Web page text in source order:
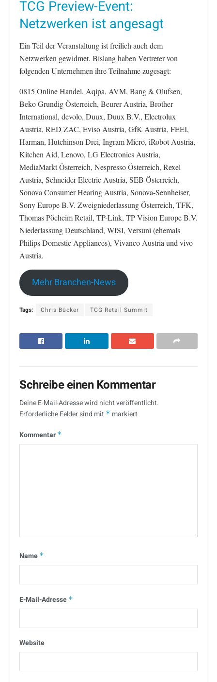
TCG Preview-Event:
Netzwerken ist angesagt
Ein Teil der Veranstaltung ist freilich auch dem
Netzwerken gewidmet. Bislang haben Vertreter von
folgenden Unternehmen ihre Teilnahme zugesagt:
0815 Online Handel, Aqipa, AVM, Bang & Olufsen,
Beko Grundig Österreich, Beurer Austria, Brother
International, devolo, Duux, Duux B.V., Electrolux
Austria, RED ZAC, Eviso Austria, GfK Austria, FEEI,
Harman, Hutchinson Drei, Ingram Micro, iRobot Austria,
Kitchen Aid, Lenovo, LG Electronics Austria,
MediaMarkt Österreich, Nespresso Österreich, Rexel
Austria, Schneider Electric Austria, SEB Österreich,
Sonova Consumer Hearing Austria, Sonova-Sennheiser,
Sony Europe B.V. Zweigniederlassung Österreich, TFK,
Thomas Pöcheim Retail, TP-Link, TP Vision Europe B.V.
Niederlassung Deutschland, WISI, Versuni (ehemals
Philips Domestic Appliances), Vivanco Austria und vivo
Austria.
Mehr Branchen-News
Tags: Chris Bücker TCG Retail Summit
Schreibe einen Kommentar
Deine E-Mail-Adresse wird nicht veröffentlicht.
Erforderliche Felder sind mit * markiert
Kommentar *
Name *
E-Mail-Adresse *
Website